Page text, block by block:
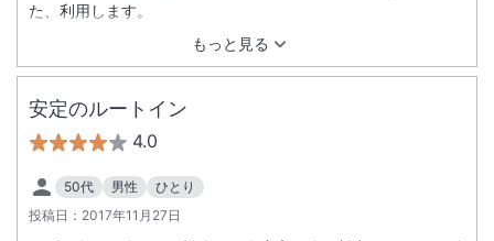
もっと見る
た、利用します。
安定のルートイン
4.0
50代 男性
ひとり
投稿日： 2017年11月27日